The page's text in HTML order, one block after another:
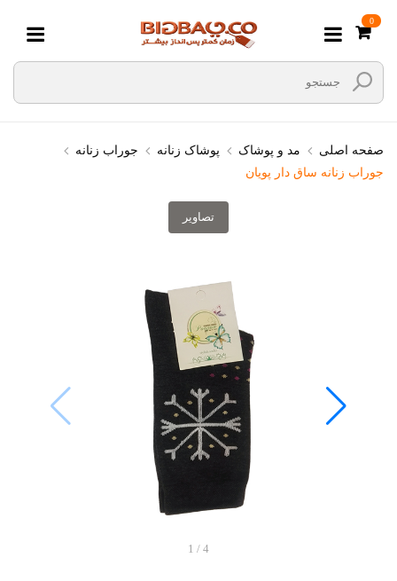
0
صفحه اصلی مد و پوشاک پوشاک زنانه
جوراب زنانه
جوراب زنانه ساق دار پویان
تصاویر
1 / 4